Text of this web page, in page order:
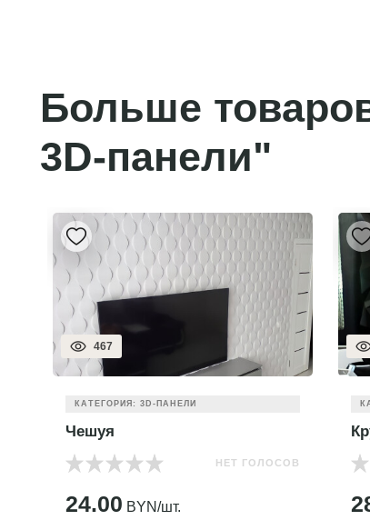
Больше
3D-панели"
467
КАТЕГОРИЯ: 3D-ПАНЕЛИ
Чешуя
НЕТ ГОЛОСОВ
24.00 BYN/шт.